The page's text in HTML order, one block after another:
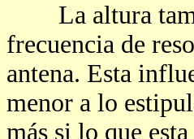
La altura
frecuencia de
antena. Esta
menor a lo
más si lo que